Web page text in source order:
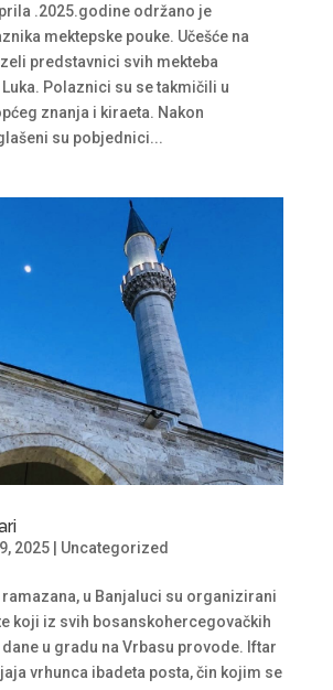
.2025.godine održano je
mektepske pouke. Učešće na
predstavnici svih mekteba
Polaznici su se takmičili u
znanja i kiraeta. Nakon
su pobjednici...
2025| Uncategorized
ramazana, u Banjaluci su organizirani
koji iz svih bosanskohercegovačkih
u gradu na Vrbasu provode. Iftar
vrhunca ibadeta posta, čin kojim se